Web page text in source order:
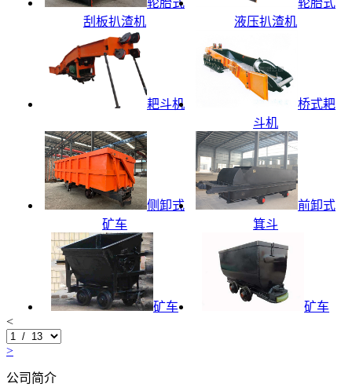
轮胎式
刮板扒渣机
轮胎式
液压扒渣机
耙斗机
桥式耙
斗机
侧卸式
矿车
前卸式
箕斗
矿车 矿车
<
>
公司简介